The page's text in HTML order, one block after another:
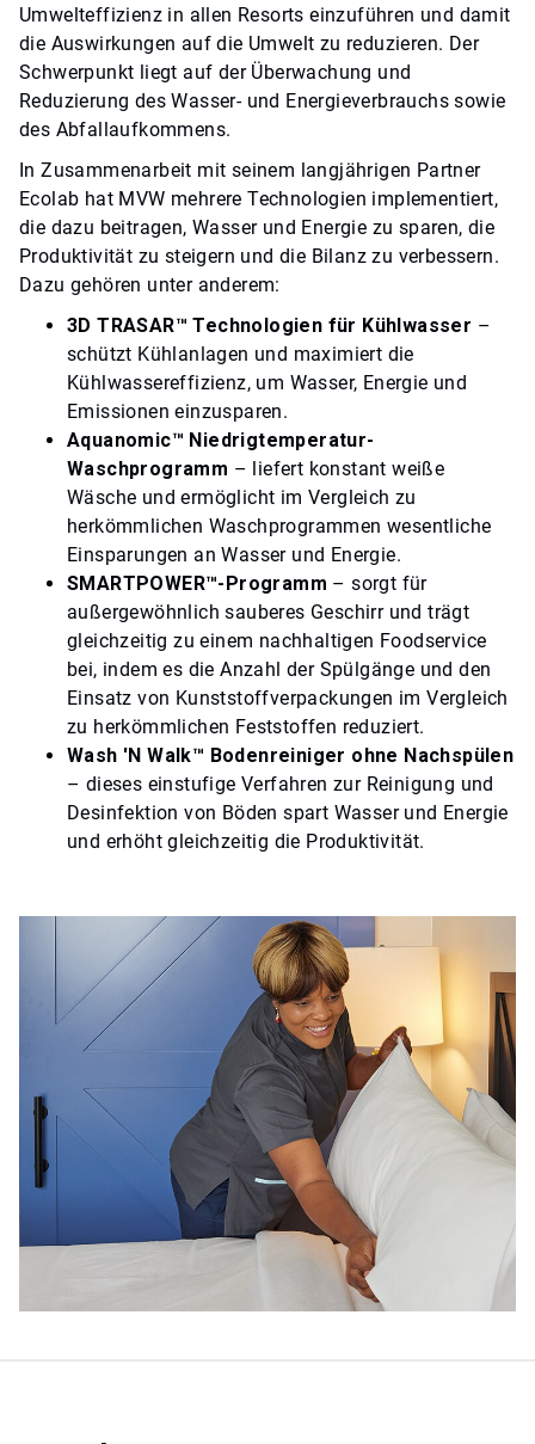
Umwelteffizienz in allen Resorts einzuführen und damit
die Auswirkungen auf die Umwelt zu reduzieren. Der
Schwerpunkt liegt auf der Überwachung und
Reduzierung des Wasser- und Energieverbrauchs sowie
des Abfallaufkommens.
In Zusammenarbeit mit seinem langjährigen Partner
Ecolab hat MVW mehrere Technologien implementiert,
die dazu beitragen, Wasser und Energie zu sparen, die
Produktivität zu steigern und die Bilanz zu verbessern.​​​​​​​
Dazu gehören unter anderem:
3D TRASAR™ Technologien für Kühlwasser –
schützt Kühlanlagen und maximiert die
Kühlwassereffizienz, um Wasser, Energie und
Emissionen einzusparen.
Aquanomic™ Niedrigtemperatur-
Waschprogramm – liefert konstant weiße
Wäsche und ermöglicht im Vergleich zu
herkömmlichen Waschprogrammen wesentliche
Einsparungen an Wasser und Energie.
SMARTPOWER™-Programm – sorgt für
außergewöhnlich sauberes Geschirr und trägt
gleichzeitig zu einem nachhaltigen Foodservice
bei, indem es die Anzahl der Spülgänge und den
Einsatz von Kunststoffverpackungen im Vergleich
zu herkömmlichen Feststoffen reduziert.
Wash 'N Walk™ Bodenreiniger ohne Nachspülen
– dieses einstufige Verfahren zur Reinigung und
Desinfektion von Böden spart Wasser und Energie
und erhöht gleichzeitig die Produktivität.